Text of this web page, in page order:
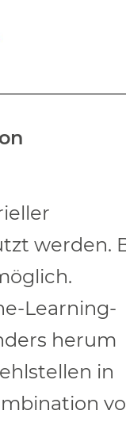
werden.
Learning-
herum
in